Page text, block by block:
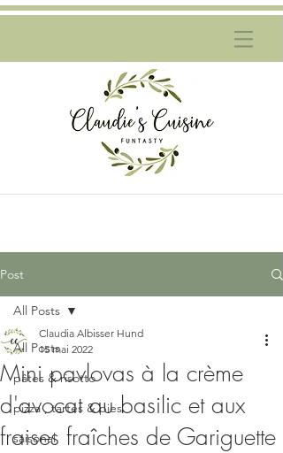
Post
All Posts
pâtes & risotto
pizza , tartes & pies
saisonal
All Posts
Mini pavlovas à la crème
d'avocat au basilic et aux
fraises fraîches de Gariguette
Claudia Albisser Hund
15 mai 2022